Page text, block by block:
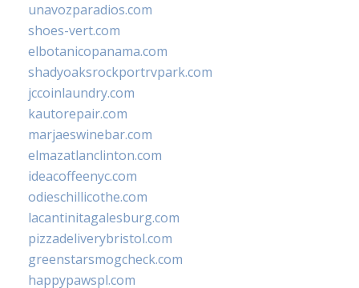
unavozparadios.com
shoes-vert.com
elbotanicopanama.com
shadyoaksrockportrvpark.com
jccoinlaundry.com
kautorepair.com
marjaeswinebar.com
elmazatlanclinton.com
ideacoffeenyc.com
odieschillicothe.com
lacantinitagalesburg.com
pizzadeliverybristol.com
greenstarsmogcheck.com
happypawspl.com